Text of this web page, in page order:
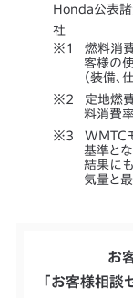
Honda公表
社
燃料消
客様の
（装備
定地燃
料消費
WMTC
基準と
結果に
気量と
お
「お客様相